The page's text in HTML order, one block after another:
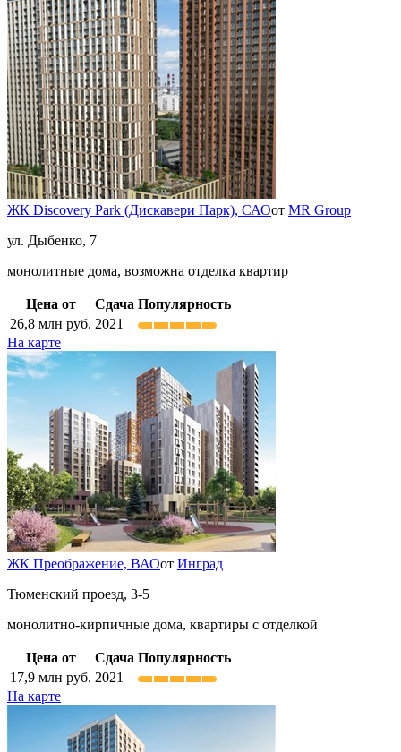
ЖК Discovery Park (Дискавери Парк), САОот MR Group
ул. Дыбенко, 7
монолитные дома, возможна отделка квартир
Цена от Сдача Популярность
26,8 млн руб. 2021
На карте
ЖК Преображение, ВАОот Инград
Тюменский проезд, 3-5
монолитно-кирпичные дома, квартиры с отделкой
Цена от Сдача Популярность
17,9 млн руб. 2021
На карте